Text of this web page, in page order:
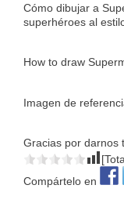
Cómo dibujar a
superhéroes al
How to draw
Imagen de
Gracias por darnos
Compártelo en